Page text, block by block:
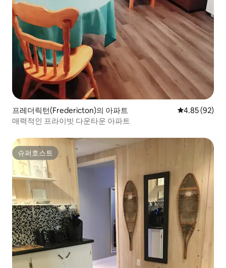
프레더릭턴(Fredericton)의 아파트 평점 4.85점(5
4.85 (92)
매력적인 프라이빗 다운타운 아파트
슈퍼호스트
슈퍼호스트